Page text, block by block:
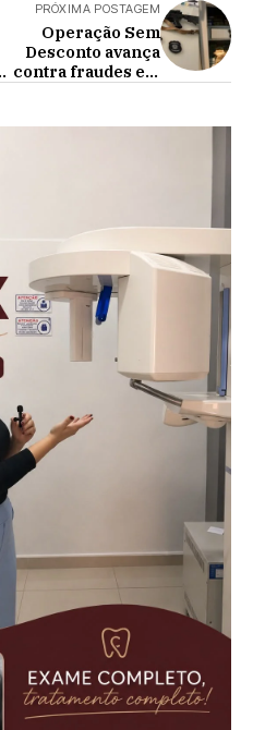
PRÓXIMA POSTAGEM
Operação Sem
Desconto avança
contra fraudes em